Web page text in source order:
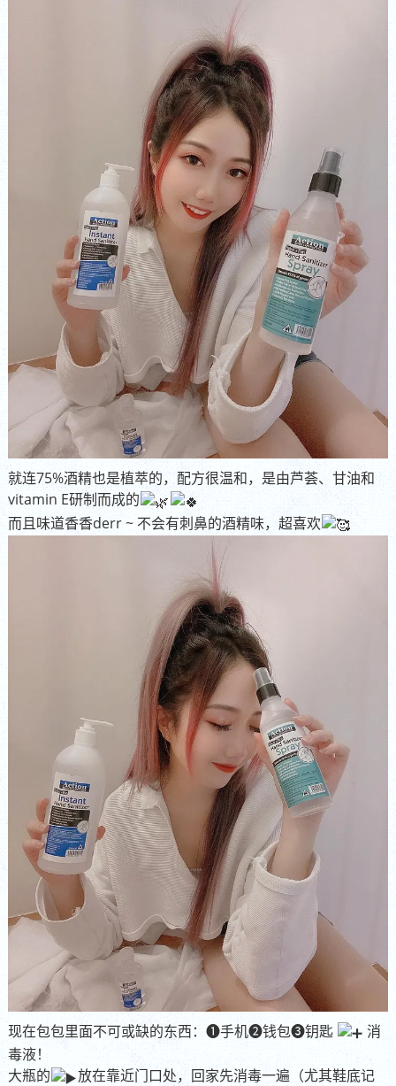
就连75%酒精也是植萃的，配方很温和，是由芦荟、甘油和
vitamin E研制而成的
而且味道香香derr ~ 不会有刺鼻的酒精味，超喜欢
现在包包里面不可或缺的东西：➊手机➋钱包➌钥匙
消
毒液！
大瓶的
放在靠近门口处，回家先消毒一遍（尤其鞋底记